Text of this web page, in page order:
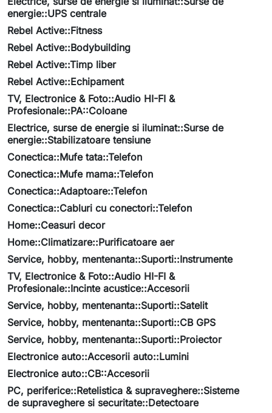
energie::UPS centrale
Rebel Active::Fitness
Rebel Active::Bodybuilding
Rebel Active::Timp liber
Rebel Active::Echipament
TV, Electronice & Foto::Audio HI-FI &
Profesionale::PA::Coloane
Electrice, surse de energie si iluminat::Surse de
energie::Stabilizatoare tensiune
Conectica::Mufe tata::Telefon
Conectica::Mufe mama::Telefon
Conectica::Adaptoare::Telefon
Conectica::Cabluri cu conectori::Telefon
Home::Ceasuri decor
Home::Climatizare::Purificatoare aer
Service, hobby, mentenanta::Suporti::Instrumente
TV, Electronice & Foto::Audio HI-FI &
Profesionale::Incinte acustice::Accesorii
Service, hobby, mentenanta::Suporti::Satelit
Service, hobby, mentenanta::Suporti::CB GPS
Service, hobby, mentenanta::Suporti::Proiector
Electronice auto::Accesorii auto::Lumini
Electronice auto::CB::Accesorii
PC, periferice::Retelistica & supraveghere::Sisteme
de supraveghere si securitate::Detectoare